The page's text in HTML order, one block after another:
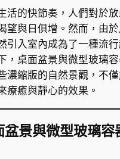
活的快節奏，人們對於
望與日俱增。然而，由
引入室內成為了一種流行
，桌面盆景與微型玻璃
濃縮版的自然景觀，不
療癒與靜心的效果。
盆景與微型玻璃容